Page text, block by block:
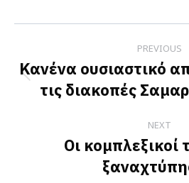
Facebook
X
navigation
PREVIOUS
post:
Κανένα ουσιαστικό
τις διακοπές
NEXT
Next
post:
Οι κομπλεξικοί